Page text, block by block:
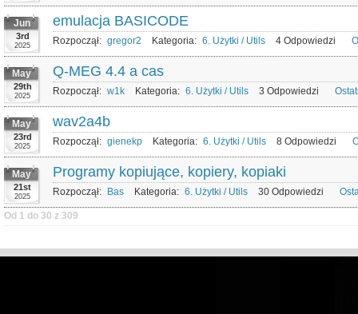
Jun
3rd
2025
emulacja BASICODE
Rozpoczął: gregor2 Kategoria: 6. Użytki / Utils 4 Odpowiedzi
May
29th
2025
Q-MEG 4.4 a cas
Rozpoczął: w1k Kategoria: 6. Użytki / Utils 3 Odpowiedzi
May
23rd
2025
wav2a4b
Rozpoczął: gienekp Kategoria: 6. Użytki / Utils 8 Odpowiedzi
May
21st
2025
Programy kopiujące, kopiery, kopiaki
Rozpoczął: Bas Kategoria: 6. Użytki / Utils 30 Odpowiedzi
Od 1 do 30 z 309